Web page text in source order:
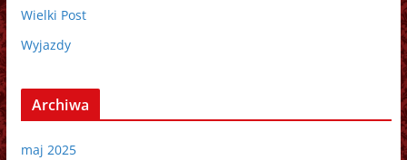
Wielki Post
Wyjazdy
Archiwa
maj 2025